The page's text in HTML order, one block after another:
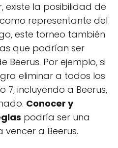
existe la posibilidad de
representante del
este torneo también
que podrían ser
Beerus. Por ejemplo, si
eliminar a todos los
7, incluyendo a Beerus,
Conocer y
podría ser una
a Beerus.